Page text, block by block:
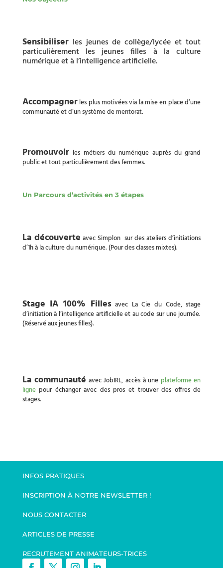
Sensibiliserles jeunes de collège/lycée et tout
particulièrement les jeunes filles à la culture
numérique et à l’intelligence artificielle.
Accompagnerles plus motivées via la mise en place d’une
communauté et d’un système de mentorat.
Promouvoir les métiers du numérique auprès du grand
public et tout particulièrement des femmes.
Un Parcours d’activités en 3 étapes
La découverte avec Simplon sur des ateliers d’initiations
d’1h à la culture du numérique. (Pour des classes mixtes).
Stage IA 100% Fillesavec La Cie du Code, stage
d’initiation à l’intelligence artificielle et au code sur une journée.
(Réservé aux jeunes filles).
La communauté avec JobIRL, accès à une plateforme en
lignepour échanger avec des pros et trouver des offres de
stages.
INFOS PRATIQUES
INSCRIPTION À NOTRE NEWSLETTER !
NOUS CONTACTER
ARTICLES DE PRESSE
RECRUTEMENT ANIMATEURS-TRICES